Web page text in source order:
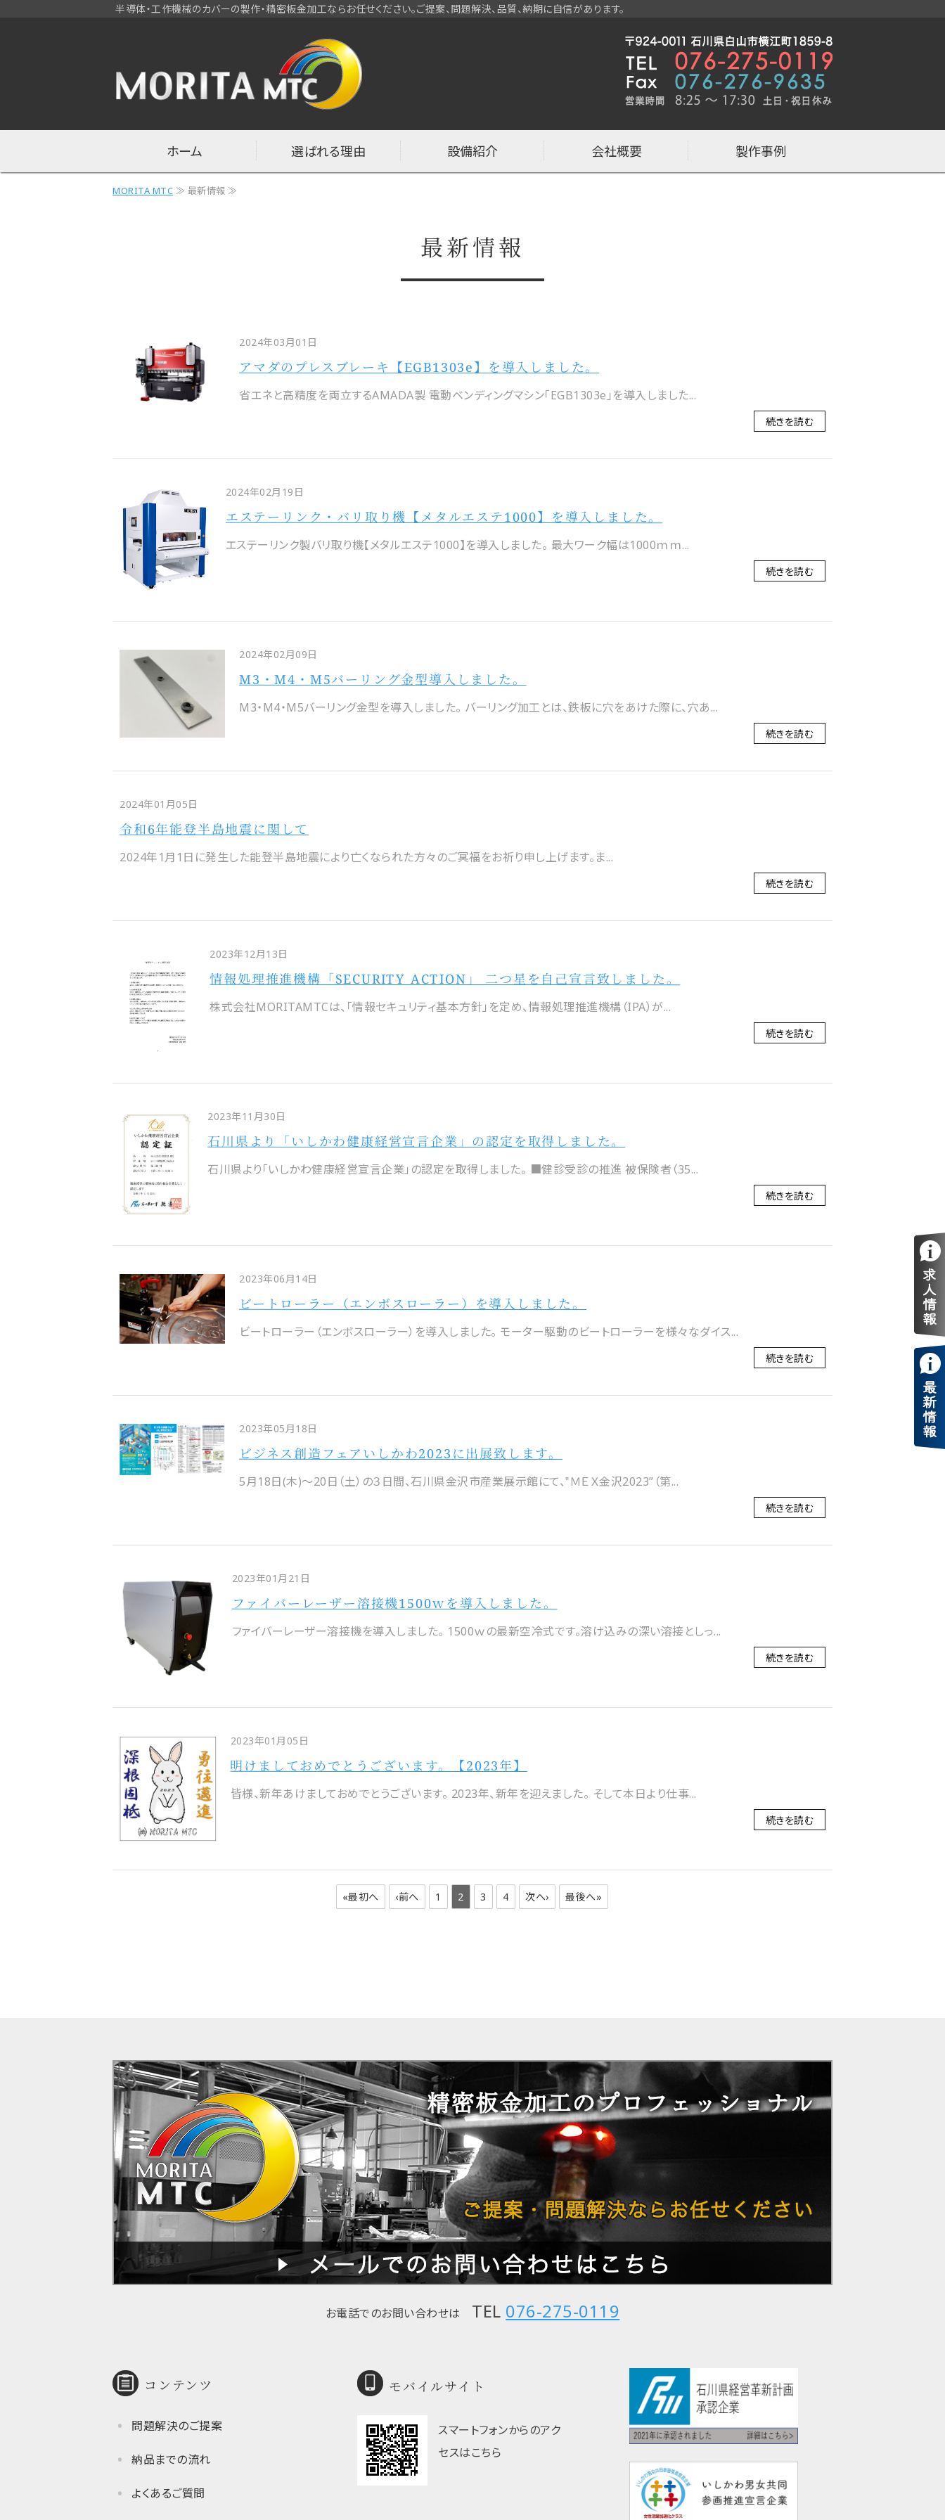
半導体・工作機械カバーの制作なら石川県白山市の株式会社
半導体・工作機械のカバーの製作・精密板金加工ならお任せください。ご提案、問題解決、品質、納期に自信があります。
ホーム 選ばれる理由 設備紹介 会社概要 製作事例
MORITA MTC ≫ 最新情報 ≫
最新情報
2024年03月01日
アマダのプレスブレーキ【EGB1303e】を導入しました。
省エネと高精度を両立するAMADA製 電動ベンディングマシン「EGB1303e」を導入しました...
続きを読む
2024年02月19日
エステーリンク・バリ取り機【メタルエステ1000】を導入しました。
エステーリンク製バリ取り機【メタルエステ1000】を導入しました。 最大ワーク幅は1000ｍｍ...
続きを読む
2024年02月09日
M3・M4・M5バーリング金型導入しました。
M3・M4・M5バーリング金型を導入しました。 バーリング加工とは、鉄板に穴をあけた際に、穴あ...
続きを読む
2024年01月05日
令和6年能登半島地震に関して
2024年1月1日に発生した能登半島地震により亡くなられた方々のご冥福をお祈り申し上げます。ま...
続きを読む
2023年12月13日
情報処理推進機構「SECURITY ACTION」 二つ星を自己宣言致しました。
株式会社MORITAMTCは、「情報セキュリティ基本方針」を定め、情報処理推進機構（IPA）が...
続きを読む
2023年11月30日
石川県より「いしかわ健康経営宣言企業」の認定を取得しました。
石川県より「いしかわ健康経営宣言企業」の認定を取得しました。 ■健診受診の推進 被保険者（35...
続きを読む
2023年06月14日
ビートローラー（エンボスローラー）を導入しました。
ビートローラー（エンボスローラー）を導入しました。 モーター駆動のビートローラーを様々なダイス...
続きを読む
2023年05月18日
ビジネス創造フェアいしかわ2023に出展致します。
5月18日(木)～20日（土）の３日間、石川県金沢市産業展示館にて、‟ＭＥＸ金沢2023”（第...
続きを読む
2023年01月21日
ファイバーレーザー溶接機1500ｗを導入しました。
ファイバーレーザー溶接機を導入しました。 1500ｗの最新空冷式です。溶け込みの深い溶接としっ...
続きを読む
2023年01月05日
明けましておめでとうございます。【2023年】
皆様、新年あけましておめでとうございます。 2023年、新年を迎えました。 そして本日より仕事...
続きを読む
«最初へ ‹前へ 1 2 3 4 次へ› 最後へ»
お電話でのお問い合わせは TEL 076-275-0119
コンテンツ
問題解決のご提案
納品までの流れ
よくあるご質問
モバイルサイト
スマートフォンからのアク
セスはこちら